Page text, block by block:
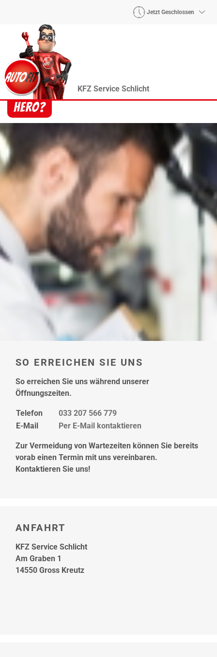
Jetzt Geschlossen
KFZ Service Schlicht
Heroes? Findet man bei uns!
Wie auch wir bringen Handmaker Herby, Rollin‘
Robby und Engineering Esy mit ihrer Superpower
jeden Wagen wieder auf die Bahn.
SO ERREICHEN SIE UNS
So erreichen Sie uns während unserer
Öffnungszeiten.
Telefon
033 207 566 779
E-Mail
Per E-Mail kontaktieren
Zur Vermeidung von Wartezeiten können Sie bereits
vorab einen Termin mit uns vereinbaren.
Kontaktieren Sie uns!
ANFAHRT
KFZ Service Schlicht
Am Graben 1
14550 Gross Kreutz